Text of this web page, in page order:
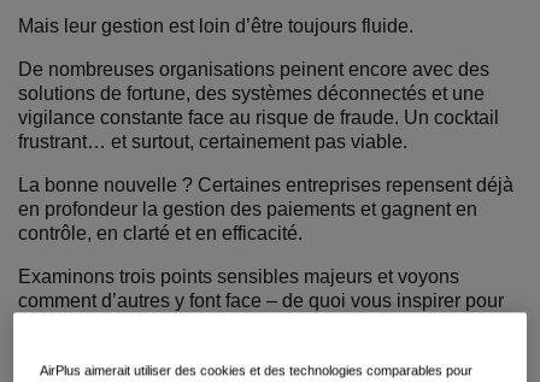
Mais leur gestion est loin d’être toujours fluide.
De nombreuses organisations peinent encore avec des
solutions de fortune, des systèmes déconnectés et une
vigilance constante face au risque de fraude. Un cocktail
frustrant… et surtout, certainement pas viable.
La bonne nouvelle ? Certaines entreprises repensent déjà
en profondeur la gestion des paiements et gagnent en
contrôle, en clarté et en efficacité.
Examinons trois points sensibles majeurs et voyons
comment d’autres y font face – de quoi vous inspirer pour
AirPlus aimerait utiliser des cookies et des technologies comparables pour